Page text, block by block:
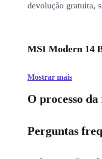
devolução gratuita,
MSI Modern 14
Mostrar mais
O processo
Perguntas